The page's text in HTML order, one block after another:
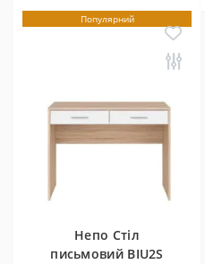
Популярний
Непо Стіл
письмовий BIU2S